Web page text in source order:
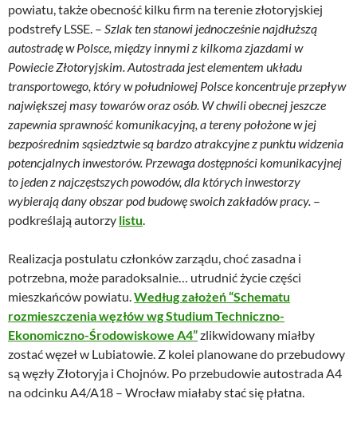
powiatu, także obecność kilku firm na terenie złotoryjskiej
podstrefy LSSE. – Szlak ten stanowi jednocześnie najdłuższą
autostradę w Polsce, między innymi z kilkoma zjazdami w
Powiecie Złotoryjskim. Autostrada jest elementem układu
transportowego, który w południowej Polsce koncentruje przepływ
największej masy towarów oraz osób. W chwili obecnej jeszcze
zapewnia sprawność komunikacyjną, a tereny położone w jej
bezpośrednim sąsiedztwie są bardzo atrakcyjne z punktu widzenia
potencjalnych inwestorów. Przewaga dostępności komunikacyjnej
to jeden z najczęstszych powodów, dla których inwestorzy
wybierają dany obszar pod budowę swoich zakładów pracy. –
podkreślają autorzy listu.
Realizacja postulatu członków zarządu, choć zasadna i
potrzebna, może paradoksalnie… utrudnić życie części
mieszkańców powiatu.Według założeń “Schematu
rozmieszczenia węzłów wg Studium Techniczno-
Ekonomiczno-Środowiskowe A4”zlikwidowany miałby
zostać węzeł w Lubiatowie. Z kolei planowane do przebudowy
są węzły Złotoryja i Chojnów. Po przebudowie autostrada A4
na odcinku A4/A18 – Wrocław miałaby stać się płatna.